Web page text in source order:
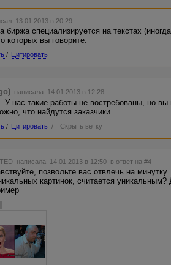
13.01.2013 в 20:29
биржа специализируется на текстах
которых вы говорите.
/ Цитировать
написала 14.01.2013 в 12:28
У нас такие работы не востребованы, но
что найдутся заказчики.
/ Цитировать / Скрыть ветку
написала 14.01.2013 в 12:50 в ответ на #4
позвольте вас отвлечь на
картинок, считается